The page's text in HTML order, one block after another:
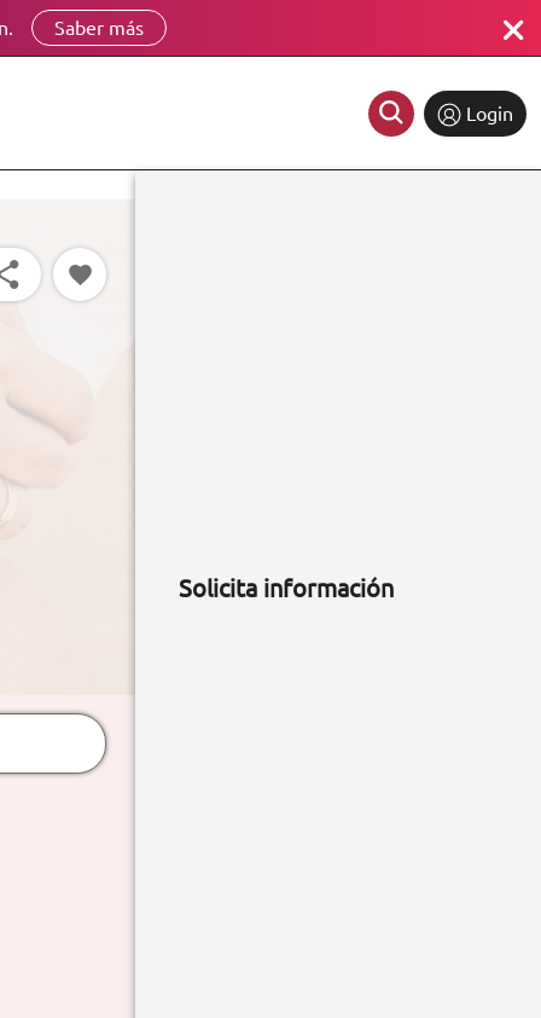
Saber más
Login
Solicita información